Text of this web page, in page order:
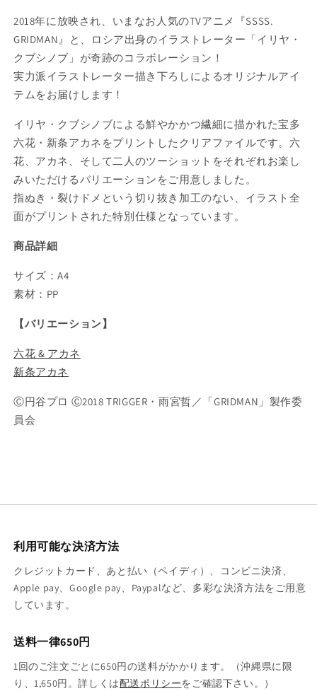
下
ろ
し】
ク
リ
フ
ァ
イ
ル
（六
花）
の
数
を
減
す
下
ろ
し】
ク
リ
フ
ァ
イ
ル
（六
花）
の
す
2018年に放映され、いまなお人気のTVアニメ『SSSS.
GRIDMAN』と、ロシア出身のイラストレーター「イリヤ・
クブシノブ」が奇跡のコラボレーション！
実力派イラストレーター描き下ろしによるオリジナルアイ
テムをお届けします！
イリヤ・クブシノブによる鮮やかかつ繊細に描かれた宝多
六花・新条アカネをプリントしたクリアファイルです。六
花、アカネ、そして二人のツーショットをそれぞれお楽し
みいただけるバリエーションをご用意しました。
指ぬき・裂けドメという切り抜き加工のない、イラスト全
面がプリントされた特別仕様となっています。
商品詳細
サイズ：A4
素材：PP
【バリエーション】
六花 & アカネ
新条アカネ
Ⓒ円谷プロ Ⓒ2018 TRIGGER・雨宮哲／「GRIDMAN」製作委
員会
利用可能な決済方法
クレジットカード、あと払い（ペイディ）、コンビニ決済、
Apple pay、Google pay、Paypalなど、多彩な決済方法をご用意
しています。
送料一律650円
1回のご注文ごとに650円の送料がかかります。（沖縄県に限
り、1,650円。詳しくは配送ポリシーをご確認下さい。）